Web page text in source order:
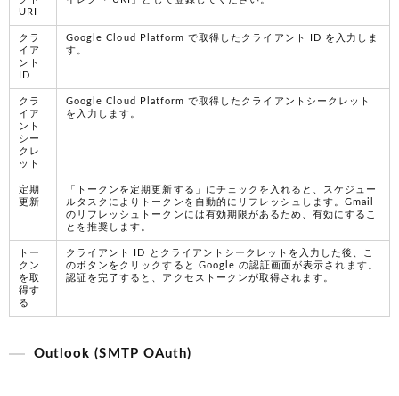
URI
クラ
イア
ント
ID
Google Cloud Platform で取得したクライアント ID を入力しま
す。
クラ
イア
ント
シー
クレ
ット
Google Cloud Platform で取得したクライアントシークレット
を入力します。
定期
更新
「トークンを定期更新する」にチェックを入れると、スケジュー
ルタスクによりトークンを自動的にリフレッシュします。Gmail
のリフレッシュトークンには有効期限があるため、有効にするこ
とを推奨します。
トー
クン
を取
得す
る
クライアント ID とクライアントシークレットを入力した後、こ
のボタンをクリックすると Google の認証画面が表示されます。
認証を完了すると、アクセストークンが取得されます。
Outlook (SMTP OAuth)